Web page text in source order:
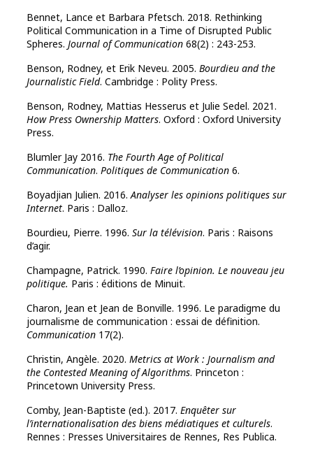
Bennet, Lance et Barbara Pfetsch. 2018. Rethinking
Political Communication in a Time of Disrupted Public
Spheres. Journal of Communication 68(2) : 243-253.
Benson, Rodney, et Erik Neveu. 2005. Bourdieu and the
Journalistic Field. Cambridge : Polity Press.
Benson, Rodney, Mattias Hesserus et Julie Sedel. 2021.
How Press Ownership Matters. Oxford : Oxford University
Press.
Blumler Jay 2016. The Fourth Age of Political
Communication. Politiques de Communication 6.
Boyadjian Julien. 2016. Analyser les opinions politiques sur
Internet. Paris : Dalloz.
Bourdieu, Pierre. 1996. Sur la télévision. Paris : Raisons
d’agir.
Champagne, Patrick. 1990. Faire l’opinion. Le nouveau jeu
politique. Paris : éditions de Minuit.
Charon, Jean et Jean de Bonville. 1996. Le paradigme du
journalisme de communication : essai de définition.
Communication 17(2).
Christin, Angèle. 2020. Metrics at Work : Journalism and
the Contested Meaning of Algorithms. Princeton :
Princetown University Press.
Comby, Jean-Baptiste (ed.). 2017. Enquêter sur
l’internationalisation des biens médiatiques et culturels.
Rennes : Presses Universitaires de Rennes, Res Publica.